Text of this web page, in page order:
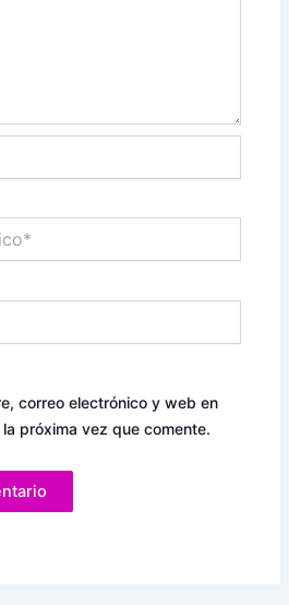
correo electrónico y web en
próxima vez que comente.